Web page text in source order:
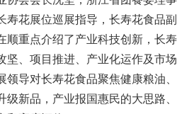
寿花展位巡展指导，长寿花食品副
顺重点介绍了产业科技创新，长寿
坚、项目推进、产业化运作及市场
导对长寿花食品聚焦健康粮油、
新品，产业报国惠民的大思路、